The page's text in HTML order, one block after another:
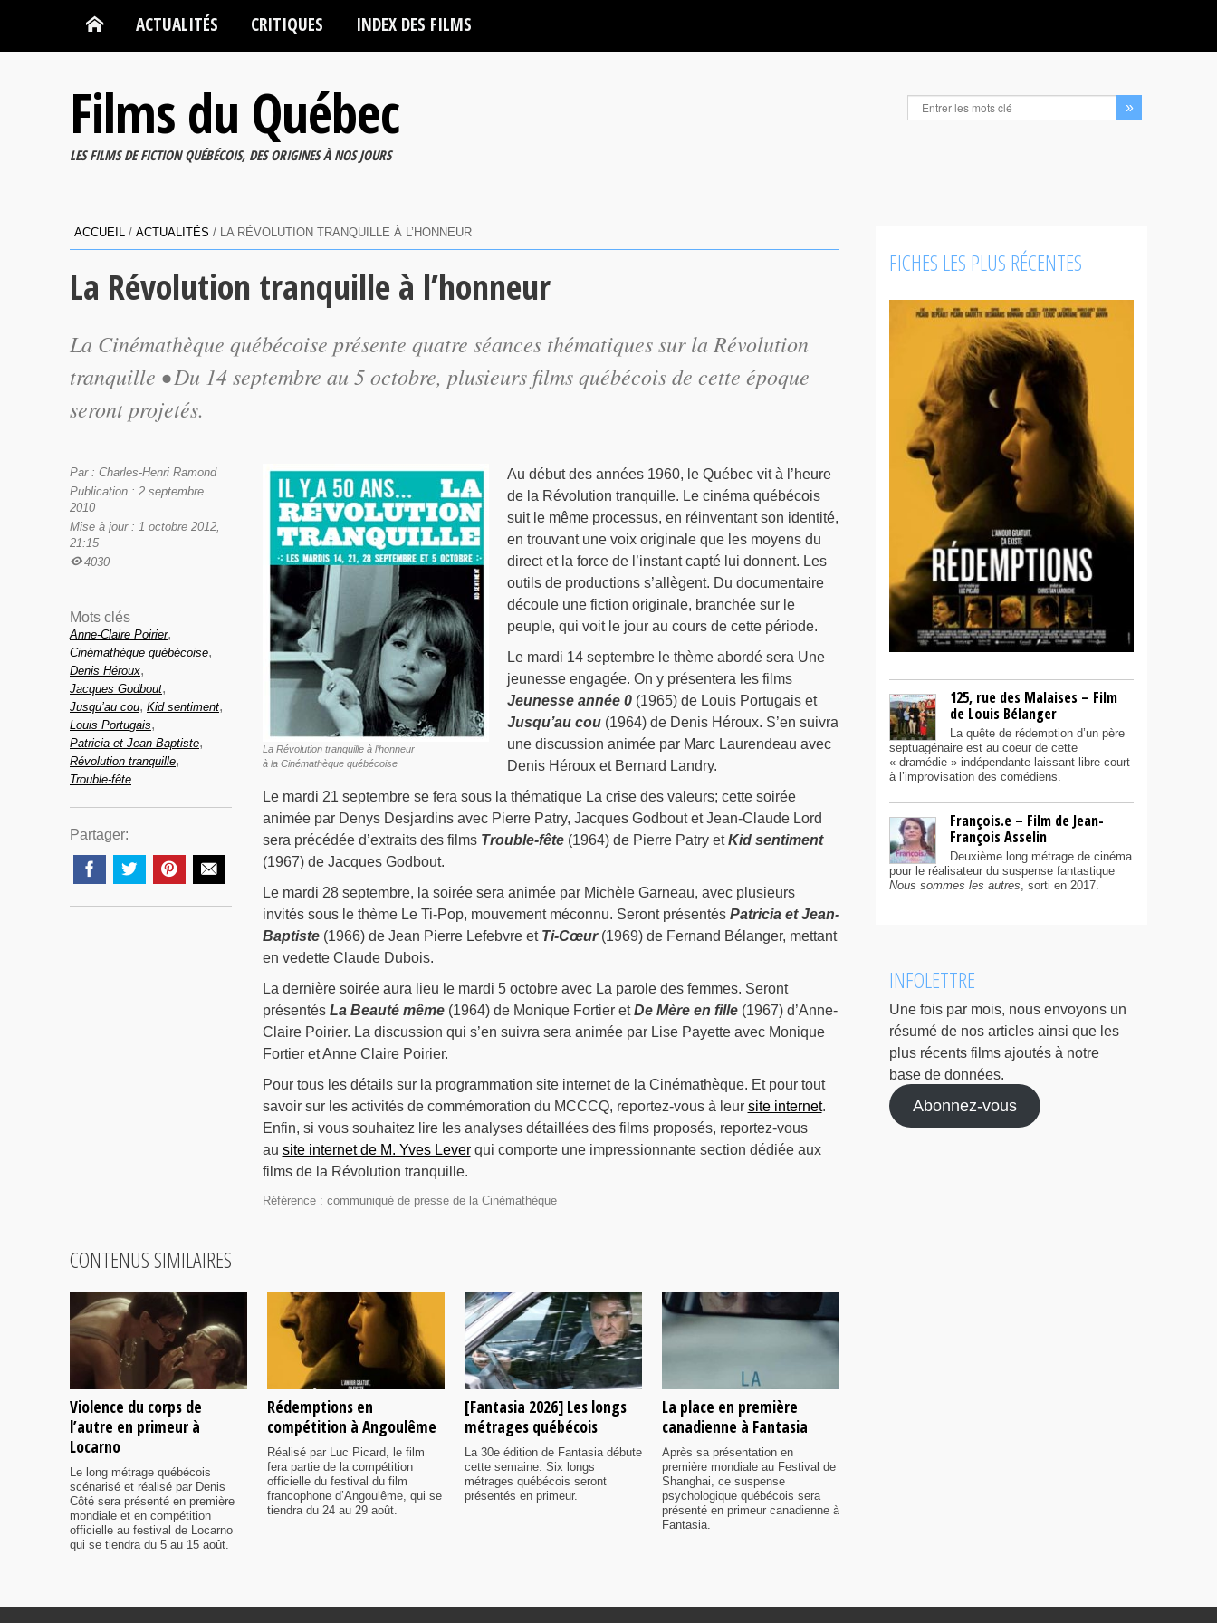
ACTUALITÉS CRITIQUES INDEX DES FILMS
Films du Québec
LES FILMS DE FICTION QUÉBÉCOIS, DES ORIGINES À NOS JOURS
ACCUEIL / ACTUALITÉS / LA RÉVOLUTION TRANQUILLE À L’HONNEUR
La Révolution tranquille à l’honneur
La Cinémathèque québécoise présente quatre séances thématiques sur la Révolution
tranquille • Du 14 septembre au 5 octobre, plusieurs films québécois de cette époque
seront projetés.
La Révolution tranquille à l’honneur
à la Cinémathèque québécoise
Au début des années 1960, le Québec vit à l’heure
de la Révolution tranquille. Le cinéma québécois
suit le même processus, en réinventant son identité,
en trouvant une voix originale que les moyens du
direct et la force de l’instant capté lui donnent. Les
outils de productions s’allègent. Du documentaire
découle une fiction originale, branchée sur le
peuple, qui voit le jour au cours de cette période.
Le mardi 14 septembre le thème abordé sera Une
jeunesse engagée. On y présentera les films
Jeunesse année 0(1965) de Louis Portugais et
Jusqu’au cou(1964) de Denis Héroux. S’en suivra
une discussion animée par Marc Laurendeau avec
Denis Héroux et Bernard Landry.
Le mardi 21 septembre se fera sous la thématique La crise des valeurs; cette soirée
animée par Denys Desjardins avec Pierre Patry, Jacques Godbout et Jean-Claude Lord
sera précédée d’extraits des films Trouble-fête(1964) de Pierre Patry etKid sentiment
(1967) de Jacques Godbout.
Le mardi 28 septembre, la soirée sera animée par Michèle Garneau, avec plusieurs
invités sous le thème Le Ti-Pop, mouvement méconnu. Seront présentés Patricia et Jean-
Baptiste(1966) de Jean Pierre Lefebvre et Ti-Cœur(1969) de Fernand Bélanger, mettant
en vedette Claude Dubois.
La dernière soirée aura lieu le mardi 5 octobre avec La parole des femmes. Seront
présentés La Beauté même(1964) de Monique Fortier etDe Mère en fille(1967) d’Anne-
Claire Poirier. La discussion qui s’en suivra sera animée par Lise Payette avec Monique
Fortier et Anne Claire Poirier.
Pour tous les détails sur la programmation site internet de la Cinémathèque. Et pour tout
savoir sur les activités de commémoration du MCCCQ, reportez-vous à leur site internet.
Enfin, si vous souhaitez lire les analyses détaillées des films proposés, reportez-vous
au site internet de M. Yves Leverqui comporte une impressionnante section dédiée aux
films de la Révolution tranquille.
Référence : communiqué de presse de la Cinémathèque
Par : Charles-Henri Ramond
Publication : 2 septembre
2010
Mise à jour : 1 octobre 2012,
21:15
4030
Mots clés
Anne-Claire Poirier,
Cinémathèque québécoise,
Denis Héroux,
Jacques Godbout,
Jusqu’au cou, Kid sentiment,
Louis Portugais,
Patricia et Jean-Baptiste,
Révolution tranquille,
Trouble-fête
Partager:
CONTENUS SIMILAIRES
Violence du corps de
l’autre en primeur à
Locarno
Le long métrage québécois
scénarisé et réalisé par Denis
Côté sera présenté en première
mondiale et en compétition
officielle au festival de Locarno
qui se tiendra du 5 au 15 août.
Rédemptions en
compétition à Angoulême
Réalisé par Luc Picard, le film
fera partie de la compétition
officielle du festival du film
francophone d’Angoulême, qui se
tiendra du 24 au 29 août.
[Fantasia 2026] Les longs
métrages québécois
La 30e édition de Fantasia débute
cette semaine. Six longs
métrages québécois seront
présentés en primeur.
La place en première
canadienne à Fantasia
Après sa présentation en
première mondiale au Festival de
Shanghai, ce suspense
psychologique québécois sera
présenté en primeur canadienne à
Fantasia.
FICHES LES PLUS RÉCENTES
125, rue des Malaises – Film
de Louis Bélanger
La quête de rédemption d’un père
septuagénaire est au coeur de cette
« dramédie » indépendante laissant libre court
à l’improvisation des comédiens.
François.e – Film de Jean-
François Asselin
Deuxième long métrage de cinéma
pour le réalisateur du suspense fantastique
Nous sommes les autres, sorti en 2017.
INFOLETTRE
Une fois par mois, nous envoyons un
résumé de nos articles ainsi que les
plus récents films ajoutés à notre
base de données.
Abonnez-vous